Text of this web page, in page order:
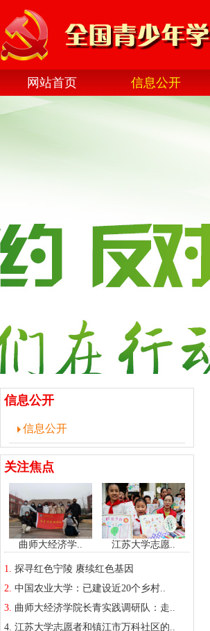
网站首页 信息公开
信息公开
信息公开
关注焦点
曲师大经济学.. 江苏大学志愿..
1. 探寻红色宁陵 赓续红色基因
2. 中国农业大学：已建设近20个乡村..
3. 曲师大经济学院长青实践调研队：走..
4. 江苏大学志愿者和镇江市万科社区的..